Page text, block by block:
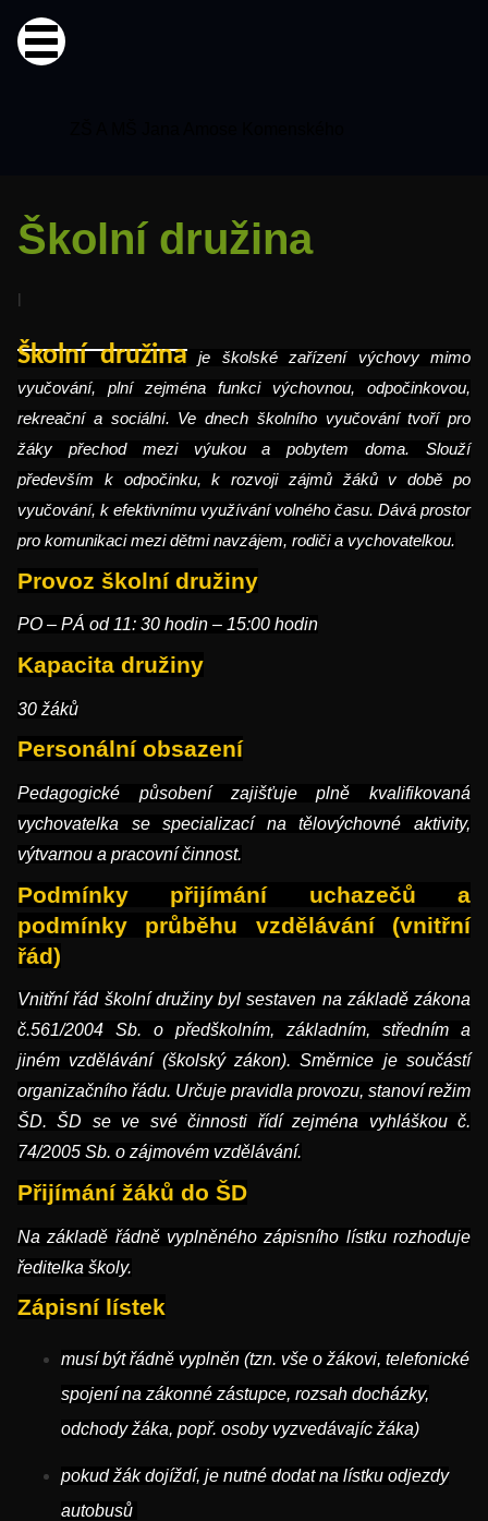
Školní družina
Školní družina je školské zařízení výchovy mimo
vyučování, plní zejména funkci výchovnou, odpočinkovou,
rekreační a sociální. Ve dnech školního vyučování tvoří pro
žáky přechod mezi výukou a pobytem doma. Slouží
především k odpočinku, k rozvoji zájmů žáků v době po
vyučování, k efektivnímu využívání volného času. Dává prostor
pro komunikaci mezi dětmi navzájem, rodiči a vychovatelkou.
Provoz školní družiny
PO – PÁ od 11: 30 hodin – 15:00 hodin
Kapacita družiny
30 žáků
Personální obsazení
Pedagogické působení zajišťuje plně kvalifikovaná
vychovatelka se specializací na tělovýchovné aktivity,
výtvarnou a pracovní činnost.
Podmínky přijímání uchazečů a
podmínky průběhu vzdělávání (vnitřní
řád)
Vnitřní řád školní družiny byl sestaven na základě zákona
č.561/2004 Sb. o předškolním, základním, středním a
jiném vzdělávání (školský zákon). Směrnice je součástí
organizačního řádu. Určuje pravidla provozu, stanoví režim
ŠD. ŠD se ve své činnosti řídí zejména vyhláškou č.
74/2005 Sb. o zájmovém vzdělávání.
Přijímání žáků do ŠD
Na základě řádně vyplněného zápisního lístku rozhoduje
ředitelka školy.
Zápisní lístek
musí být řádně vyplněn (tzn. vše o žákovi, telefonické
spojení na zákonné zástupce, rozsah docházky,
odchody žáka, popř. osoby vyzvedávajíc žáka)
pokud žák dojíždí, je nutné dodat na lístku odjezdy
autobusů